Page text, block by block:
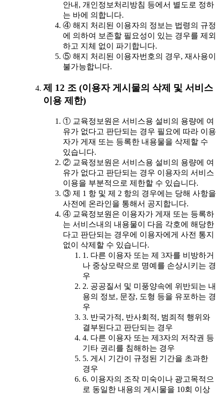
안내, 개인정보처리방침 등에서 별도로 정하
는 바에 의합니다.
④ 해지 처리된 이용자의 정보는 법령의 규정
에 의하여 보존할 필요성이 있는 경우를 제외
하고 지체 없이 파기합니다.
⑤ 해지 처리된 이용자번호의 경우, 재사용이
불가능합니다.
제 12 조 (이용자 게시물의 삭제 및 서비스
이용 제한)
① 교육정보원은 서비스용 설비의 용량에 여
유가 없다고 판단되는 경우 필요에 따라 이용
자가 게재 또는 등록한 내용물을 삭제할 수
있습니다.
② 교육정보원은 서비스용 설비의 용량에 여
유가 없다고 판단되는 경우 이용자의 서비스
이용을 부분적으로 제한할 수 있습니다.
③ 제 1 항 및 제 2 항의 경우에는 당해 사항을
사전에 온라인을 통해서 공지합니다.
④ 교육정보원은 이용자가 게재 또는 등록하
는 서비스내의 내용물이 다음 각호에 해당한
다고 판단되는 경우에 이용자에게 사전 통지
없이 삭제할 수 있습니다.
1. 다른 이용자 또는 제 3자를 비방하거
나 중상모략으로 명예를 손상시키는 경
우
2. 공공질서 및 미풍양속에 위반되는 내
용의 정보, 문장, 도형 등을 유포하는 경
우
3. 반국가적, 반사회적, 범죄적 행위와
결부된다고 판단되는 경우
4. 다른 이용자 또는 제3자의 저작권 등
기타 권리를 침해하는 경우
5. 게시 기간이 규정된 기간을 초과한
경우
6. 이용자의 조작 미숙이나 광고목적으
로 동일한 내용의 게시물을 10회 이상